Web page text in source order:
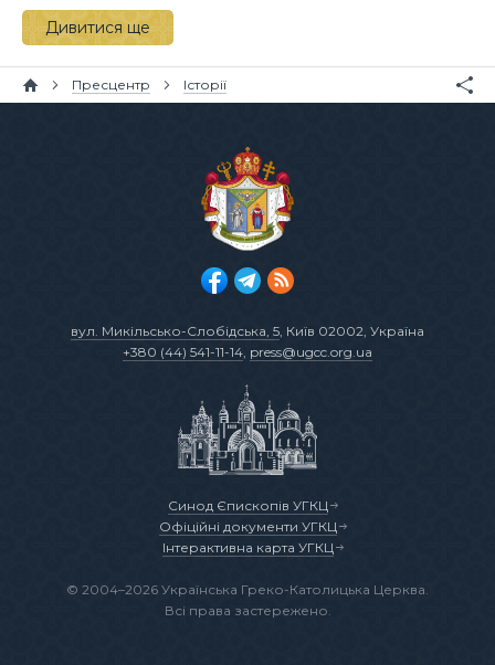
Дивитися ще
Пресцентр Історії
вул. Микільсько-Слобідська, 5, Київ 02002, Україна
+380 (44) 541-11-14, press@ugcc.org.ua
Синод Єпископів УГКЦ
Офіційні документи УГКЦ
Інтерактивна карта УГКЦ
© 2004–2026 Українська Греко-Католицька Церква.
Всі права застережено.